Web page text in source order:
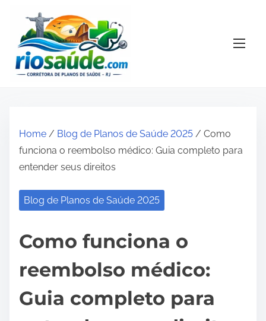
Home / Blog de Planos de Saúde 2025 / Como
funciona o reembolso médico: Guia completo para
entender seus direitos
Blog de Planos de Saúde 2025
Como funciona o
reembolso médico:
Guia completo para